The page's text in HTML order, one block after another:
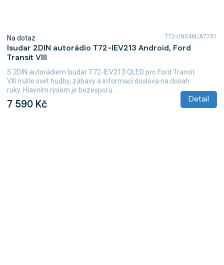
Isudar 2DIN autorádio T72-IEV213 Android, Ford
Transit VIII
Na dotaz
7 590 Kč Detail
S 2DIN autorádiem Isudar T72-IEV213 QLED pro Ford Transit
VIII máte svět hudby, zábavy a informací doslova na dosah
ruky. Hlavním rysem je bezesporu...
T72-UN04M/A7781